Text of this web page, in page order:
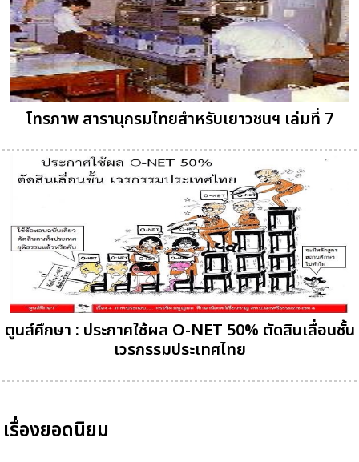
โทรภาพ สารานุกรมไทยสำหรับเยาวชนฯ เล่มที่ 7
ตูนส์ศึกษา : ประกาศใช้ผล O-NET 50% ตัดสินเลื่อนชั้น
เวรกรรมประเทศไทย
เรื่องยอดนิยม